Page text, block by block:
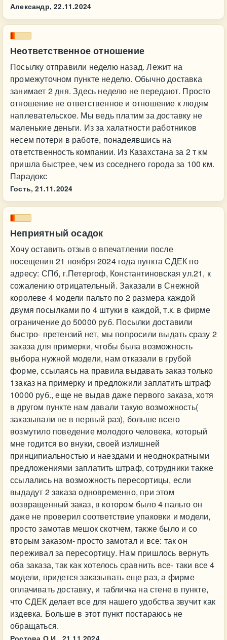
Александр, 22.11.2024
Неответственное отношение
Посылку отправили неделю назад. Лежит на
промежуточном пункте неделю. Обычно доставка
занимает 2 дня. Здесь неделю не передают. Просто
отношение не ответственное и отношение к людям
наплевательское. Мы ведь платим за доставку не
маленькие деньги. Из за халатности работников
несем потери в работе, понадеявшись на
ответственность компании. Из Казахстана за 2 т км
пришла быстрее, чем из соседнего города за 100 км.
Парадокс
Гость, 21.11.2024
Неприятный осадок
Хочу оставить отзыв о впечатлении после
посещения 21 ноября 2024 года пункта СДЕК по
адресу: СПб, г.Петергоф, Константиновская ул.21, к
сожалению отрицательный. Заказали в Снежной
королеве 4 модели пальто по 2 размера каждой
двумя посылками по 4 штуки в каждой, т.к. в фирме
ограничение до 50000 руб. Посылки доставили
быстро- претензий нет, мы попросили выдать сразу 2
заказа для примерки, чтобы была возможность
выбора нужной модели, нам отказали в грубой
форме, ссылаясь на правила выдавать заказ только
1заказ на примерку и предложили заплатить штраф
10000 руб., еще не выдав даже первого заказа, хотя
в другом пункте нам давали такую возможность(
заказывали не в первый раз), больше всего
возмутило поведение молодого человека, который
мне годится во внуки, своей излишней
принципиальностью и наездами и неоднократными
предложениями заплатить штраф, сотрудники также
ссылались на возможность пересортицы, если
выдадут 2 заказа одновременно, при этом
возвращенный заказ, в котором было 4 пальто он
даже не проверил соответствие упаковки и модели,
просто замотав мешок скотчем, также было и со
вторым заказом- просто замотал и все: так он
переживал за пересортицу. Нам пришлось вернуть
оба заказа, так как хотелось сравнить все- таки все 4
модели, придется заказывать еще раз, а фирме
оплачивать доставку, и табличка на стене в пункте,
что СДЕК делает все для нашего удобства звучит как
издевка. Больше в этот пункт постараюсь не
обращаться.